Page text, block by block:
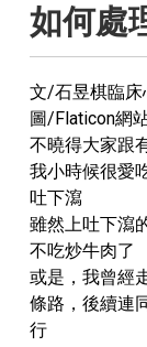
如何處
文/石昱棋臨床
圖/Flaticon網
不曉得大家跟
我小時候很愛
吐下瀉
雖然上吐下瀉
不吃炒牛肉了
或是，我曾經
條路，後續連
行